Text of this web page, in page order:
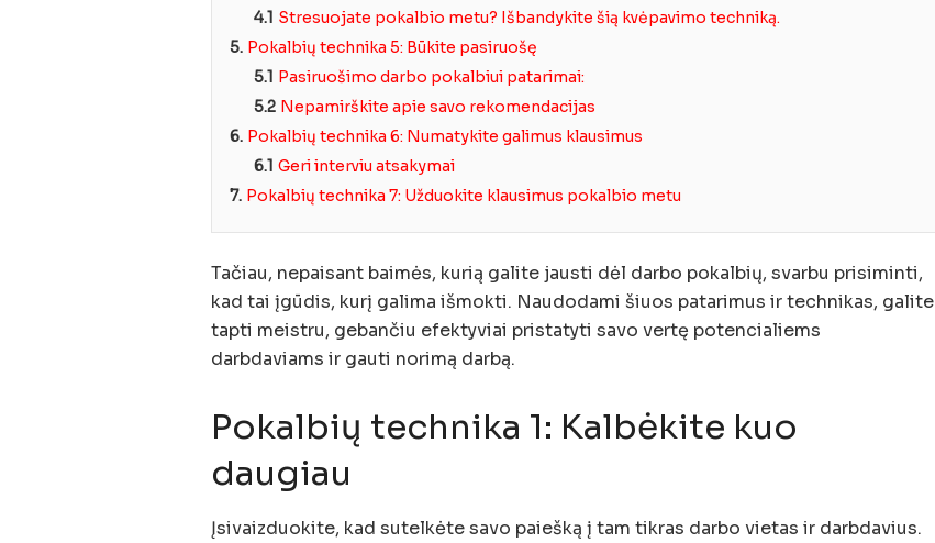
4.1 Stresuojate pokalbio metu? Išbandykite šią kvėpavimo techniką.
5. Pokalbių technika 5: Būkite pasiruošę
5.1 Pasiruošimo darbo pokalbiui patarimai:
5.2 Nepamirškite apie savo rekomendacijas
6. Pokalbių technika 6: Numatykite galimus klausimus
6.1 Geri interviu atsakymai
7. Pokalbių technika 7: Užduokite klausimus pokalbio metu
Tačiau, nepaisant baimės, kurią galite jausti dėl darbo pokalbių, svarbu prisiminti,
kad tai įgūdis, kurį galima išmokti. Naudodami šiuos patarimus ir technikas, galite
tapti meistru, gebančiu efektyviai pristatyti savo vertę potencialiems
darbdaviams ir gauti norimą darbą.
Pokalbių technika 1: Kalbėkite kuo
daugiau
Įsivaizduokite, kad sutelkėte savo paiešką į tam tikras darbo vietas ir darbdavius.